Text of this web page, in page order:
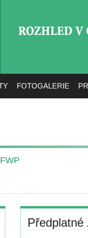
FOTOGALERIE
Předplatné